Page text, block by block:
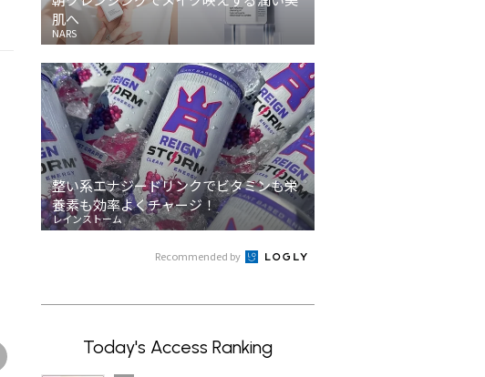
肌へ
NARS
整い系エナジードリンクでビタミンも栄
養素も効率よくチャージ！
レインストーム
Recommended by
Today's Access Ranking